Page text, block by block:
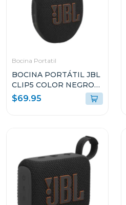
Bocina Portatil
BOCINA PORTÁTIL JBL
CLIP5 COLOR NEGRO
RESISTENTE AL AGUA Y
POLVO
$69.95